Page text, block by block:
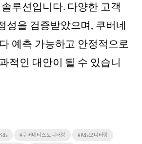
루션입니다. 다양한 고객
성을 검증받았으며, 쿠버네
예측 가능하고 안정적으로
적인 대안이 될 수 있습니
#쿠버네티스모니터링
#K8s모니터링